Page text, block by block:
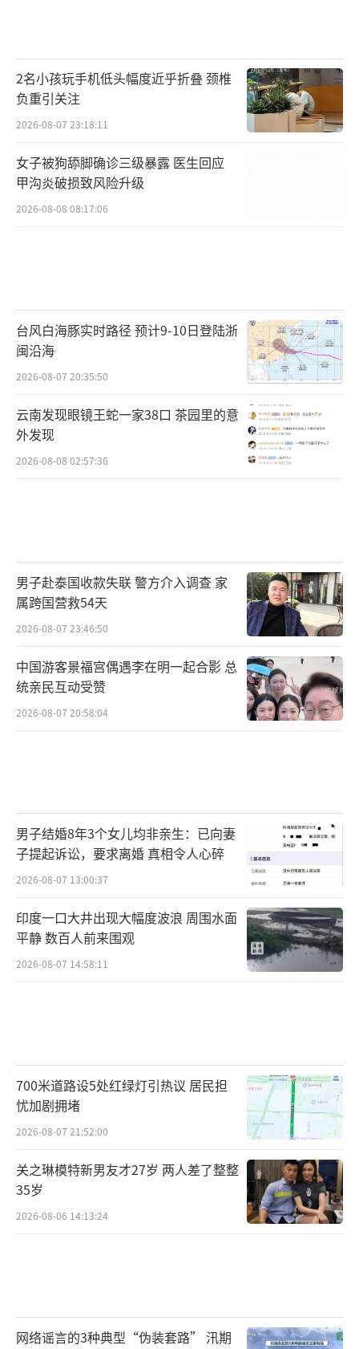
2名小孩玩手机低头幅度近乎折叠 颈椎
负重引关注
2026-08-07 23:18:11
女子被狗舔脚确诊三级暴露 医生回应
甲沟炎破损致风险升级
2026-08-08 08:17:06
台风白海豚实时路径 预计9-10日登陆浙
闽沿海
2026-08-07 20:35:50
云南发现眼镜王蛇一家38口 茶园里的意
外发现
2026-08-08 02:57:36
男子赴泰国收款失联 警方介入调查 家
属跨国营救54天
2026-08-07 23:46:50
中国游客景福宫偶遇李在明一起合影 总
统亲民互动受赞
2026-08-07 20:58:04
男子结婚8年3个女儿均非亲生：已向妻
子提起诉讼，要求离婚 真相令人心碎
2026-08-07 13:00:37
印度一口大井出现大幅度波浪 周围水面
平静 数百人前来围观
2026-08-07 14:58:11
700米道路设5处红绿灯引热议 居民担
忧加剧拥堵
2026-08-07 21:52:00
关之琳模特新男友才27岁 两人差了整整
35岁
2026-08-06 14:13:24
网络谣言的3种典型“伪装套路” 汛期